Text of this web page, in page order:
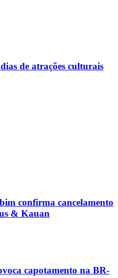
de atrações culturais
confirma cancelamento
& Kauan
capotamento na BR-